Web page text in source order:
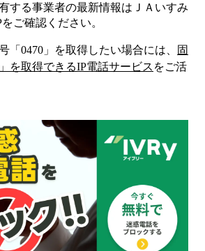
する事業者の最新情報は ＪＡいすみ
をご確認ください。
「 0470 」を取得したい場合には、
固
」を取得できるIP電話サービス をご活